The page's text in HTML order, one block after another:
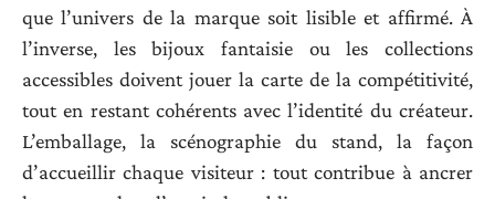
que l’univers de la marque soit lisible et affirmé. À
l’inverse, les bijoux fantaisie ou les collections
accessibles doivent jouer la carte de la compétitivité,
tout en restant cohérents avec l’identité du créateur.
L’emballage, la scénographie du stand, la façon
d’accueillir chaque visiteur : tout contribue à ancrer